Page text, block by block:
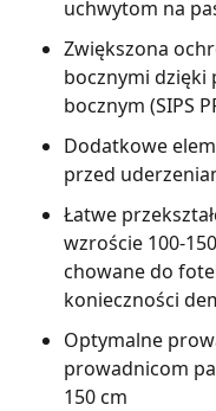
uchwytom na
Zwiększona
bocznymi dzięki
bocznym (SIPS
Dodatkowe
przed
Łatwe
wzroście 100-
chowane do
konieczności
Optymalne
prowadnicom
150 cm